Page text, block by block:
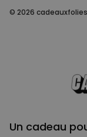
© 2026 cadeauxfolies
Un cadeau